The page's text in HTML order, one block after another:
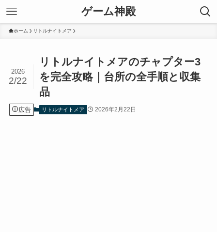
ゲーム神殿
ホーム リトルナイトメア
リトルナイトメアのチャプター3
を完全攻略｜台所の全手順と収集
品
2026
2/22
広告 リトルナイトメア 2026年2月22日